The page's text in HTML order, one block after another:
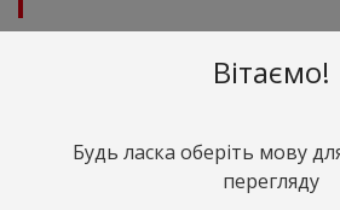
грн. ($76.32)
Вітаємо!
Будь ласка оберіть мову
перегляду